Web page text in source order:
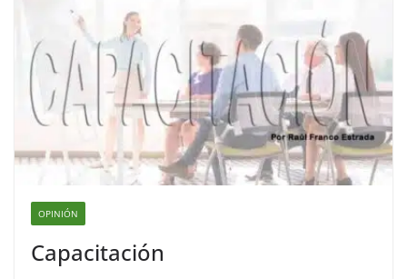
OPINIÓN
Capacitación